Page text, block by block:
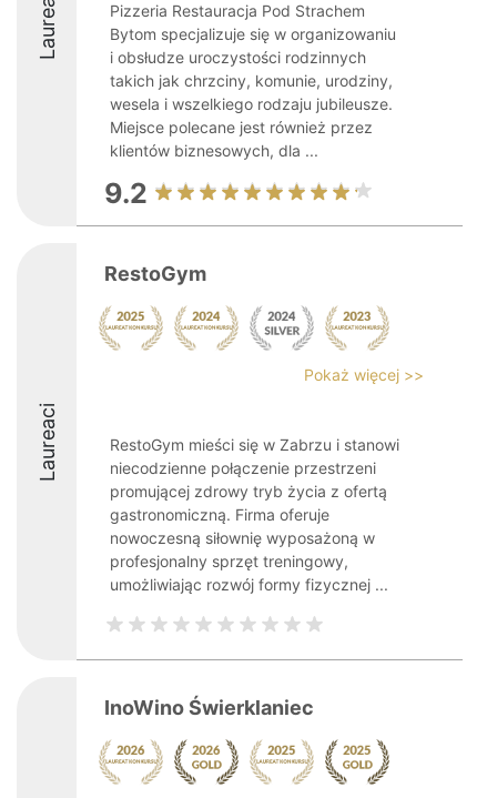
Laureaci
Pizzeria Restauracja Pod Strachem
Bytom specjalizuje się w organizowaniu
i obsłudze uroczystości rodzinnych
takich jak chrzciny, komunie, urodziny,
wesela i wszelkiego rodzaju jubileusze.
Miejsce polecane jest również przez
klientów biznesowych, dla ...
9.2
Laureaci
RestoGym
Pokaż więcej >>
RestoGym mieści się w Zabrzu i stanowi
niecodzienne połączenie przestrzeni
promującej zdrowy tryb życia z ofertą
gastronomiczną. Firma oferuje
nowoczesną siłownię wyposażoną w
profesjonalny sprzęt treningowy,
umożliwiając rozwój formy fizycznej ...
InoWino Świerklaniec